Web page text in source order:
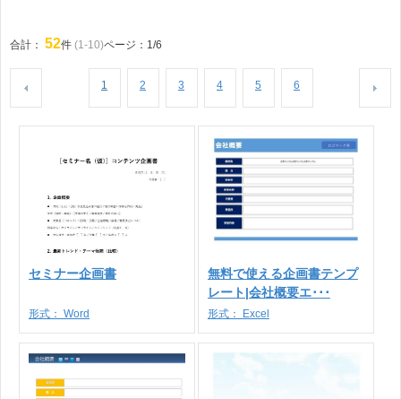
合計： 52件 (1-10)ページ：1/6
1 2 3 4 5 6
セミナー企画書
形式： Word
無料で使える企画書テンプ
レート|会社概要エ･･･
形式： Excel